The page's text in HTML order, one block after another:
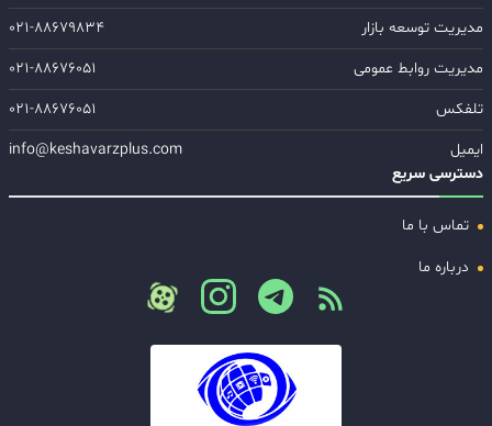
مدیریت توسعه بازار
۰۲۱-۸۸۶۷۹۸۳۴
مدیریت روابط عمومی
۰۲۱-۸۸۶۷۶۰۵۱
تلفکس
۰۲۱-۸۸۶۷۶۰۵۱
ایمیل
info@keshavarzplus.com
دسترسی سریع
تماس با ما
درباره ما